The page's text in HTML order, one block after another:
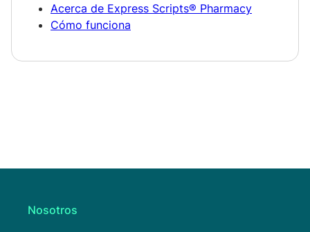
Acerca de Express Scripts® Pharmacy
Cómo funciona
Nosotros